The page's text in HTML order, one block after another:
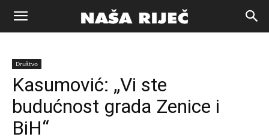
Naša
riječ
Zenica
Društvo
Kasumović: „Vi ste
budućnost grada Zenice i
BiH“